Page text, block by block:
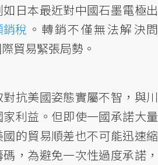
日本最近對中國石墨電極出
稅 。轉銷不僅無法解決問
貿易緊張局勢。
抗美國姿態實屬不智，與川
利益。但即使一國承諾大量
的貿易順差也不可能迅速縮
，為避免一次性過度承諾，